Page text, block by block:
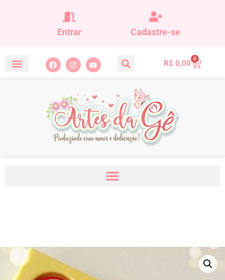
Entrar Cadastre-se
R$ 0,00
0